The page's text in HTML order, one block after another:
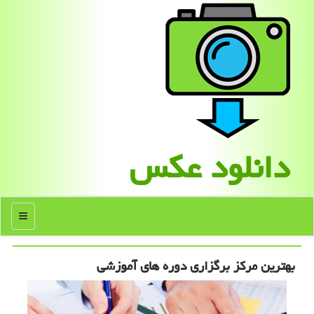
دانلود عكس
منو
بهترین مركز برگزاری دوره های آموزشی